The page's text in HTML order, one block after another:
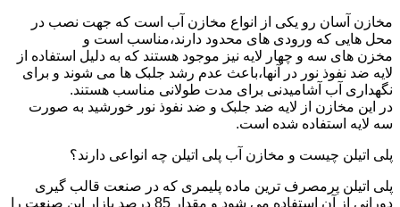
مخازن آسان رو یکی از انواع مخازن آب است که جهت نصب در
محل هایی که ورودی های محدود دارند،مناسب است و
مخزن های سه و چهار لایه نیز موجود هستند که به دلیل استفاده از
لایه ضد نفوذ نور در آنها،باعث عدم رشد جلبک ها می شوند و برای
نگهداری آب آشامیدنی برای مدت طولانی مناسب هستند.
در این مخازن از لایه ضد جلبک و ضد نفوذ نور خورشید به صورت
سه لایه استفاده شده است.
پلی اتیلن چیست و مخازن آب پلی اتیلن چه انواعی دارند؟
پلی اتیلن پرمصرف ترین ماده پلیمری که در صنعت قالب گیری
دورانی از آن استفاده می شود و مقدار 85 درصد بازار این صنعت را